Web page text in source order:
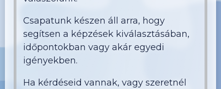
Csapatunk készen áll arra, hogy
segítsen a képzések kiválasztásában,
időpontokban vagy akár egyedi
igényekben.
Ha kérdéseid vannak, vagy szeretnél